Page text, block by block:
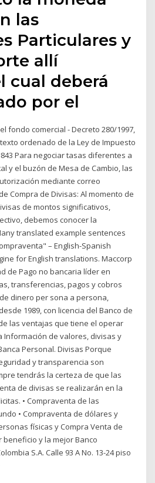
las
Particulares y
allí
cual deberá
por el
fondo comercial - Decreto 280/1997,
ordenado de la Ley de Impuesto
Para negociar tasas diferentes a
y el buzón de Mesa de Cambio, las
mediante correo
Compra de Divisas: Al momento de
de montos significativos,
debemos conocer la
translated example sentences
– English-Spanish
for English translations. Maccorp
de Pago no bancaria líder en
transferencias, pagos y cobros
dinero per sona a persona,
1989, con licencia del Banco de
las ventajas que tiene el operar
Información de valores, divisas y
Personal. Divisas Porque
y transparencia son
tendrás la certeza de que las
de divisas se realizarán en la
• Compraventa de las
• Compraventa de dólares y
físicas y Compra Venta de
y la mejor Banco
S.A. Calle 93 A No. 13-24 piso